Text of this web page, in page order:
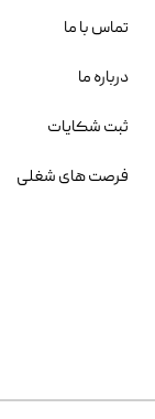
تماس با ما
درباره ما
ثبت شکایات
فرصت های شغلی